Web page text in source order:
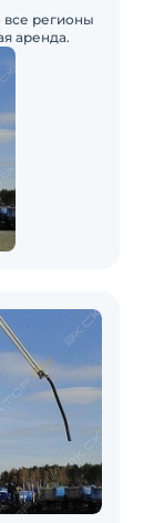
все регионы
аренда.